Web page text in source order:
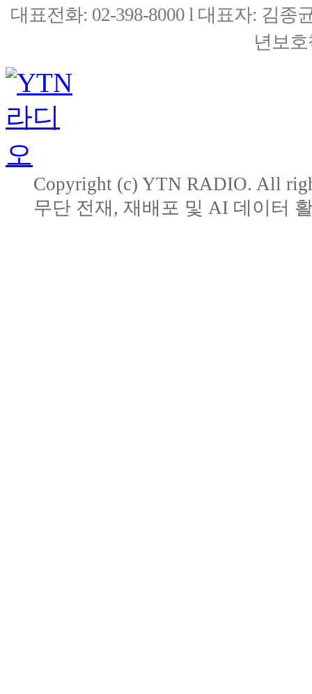
대표전화: 02-398-8000 l 대표자: 김종
년보
Copyright (c) YTN RADIO. All
무단 전재, 재배포 및 AI 데이터